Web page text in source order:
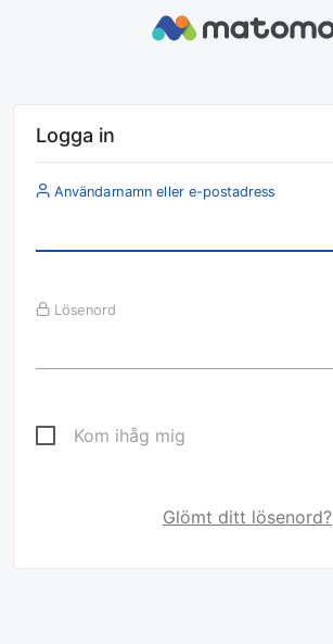
Logga in
Användarnamn eller e-postadress
Lösenord
Kom ihåg mig
Glömt ditt lösenord?